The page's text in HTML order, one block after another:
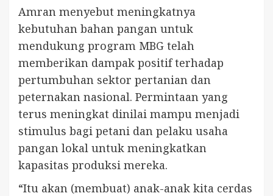
Amran menyebut meningkatnya
kebutuhan bahan pangan untuk
mendukung program MBG telah
memberikan dampak positif terhadap
pertumbuhan sektor pertanian dan
peternakan nasional. Permintaan yang
terus meningkat dinilai mampu menjadi
stimulus bagi petani dan pelaku usaha
pangan lokal untuk meningkatkan
kapasitas produksi mereka.
“Itu akan (membuat) anak-anak kita cerdas